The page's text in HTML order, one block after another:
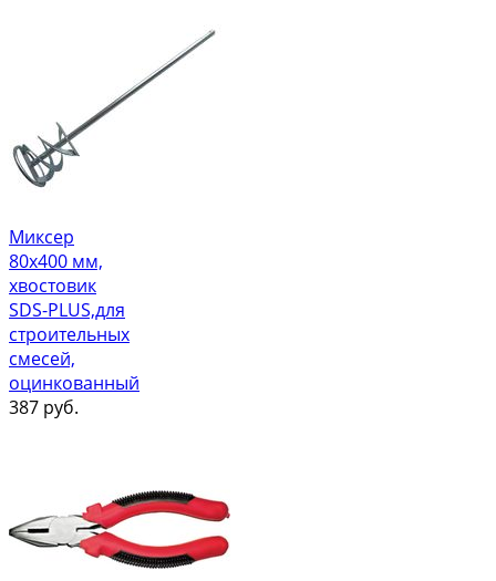
Миксер
80х400 мм,
хвостовик
SDS-PLUS,для
строительных
смесей,
оцинкованный
387 руб.